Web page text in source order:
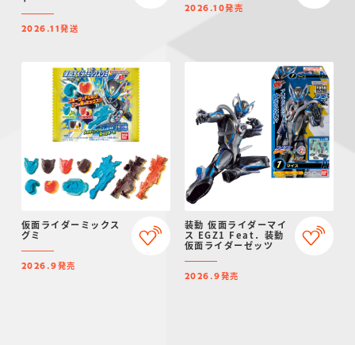
2026.11発送
2026.10発売
仮面ライダーミックス
グミ
2026.9発売
装動 仮面ライダーマイ
ス EGZ1 Feat．装動
仮面ライダーゼッツ
2026.9発売